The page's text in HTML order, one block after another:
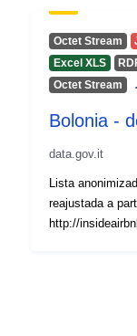
Octet Stream
Excel XLS
Octet Stream
Bolonia -
data.gov.it
Lista
reajustada a
http://